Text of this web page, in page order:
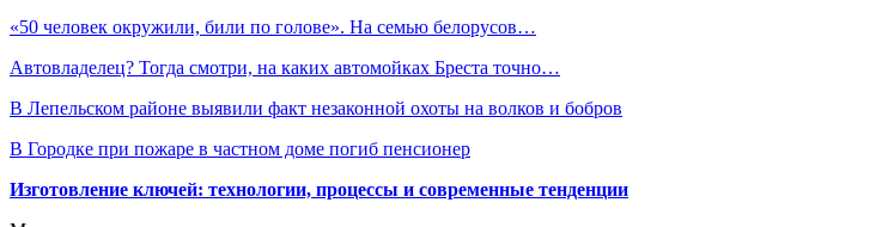
«50 человек окружили, били по голове». На семью белорусов…
Автовладелец? Тогда смотри, на каких автомойках Бреста точно…
В Лепельском районе выявили факт незаконной охоты на волков и бобров
В Городке при пожаре в частном доме погиб пенсионер
Изготовление ключей: технологии, процессы и современные тенденции